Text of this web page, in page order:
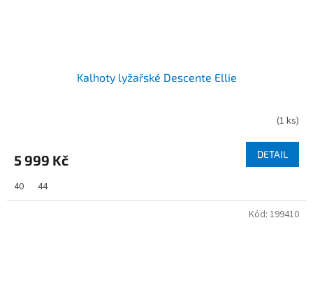
Kalhoty lyžařské Descente Ellie
(1 ks)
5 999 Kč DETAIL
40 44
Kód: 199410